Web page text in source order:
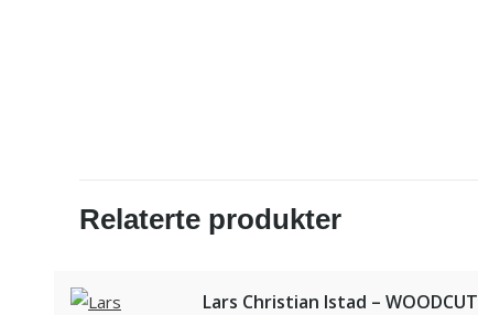
Relaterte produkter
Lars Christian Istad – WOODCUT